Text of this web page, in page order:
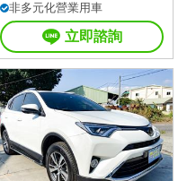
非多元化營業用車
立即諮詢